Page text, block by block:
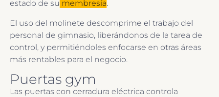
estado de su membresía.
El uso del molinete descomprime el trabajo del
personal de gimnasio, liberándonos de la tarea de
control, y permitiéndoles enfocarse en otras áreas
más rentables para el negocio.
Puertas gym
Las puertas con cerradura eléctrica controla